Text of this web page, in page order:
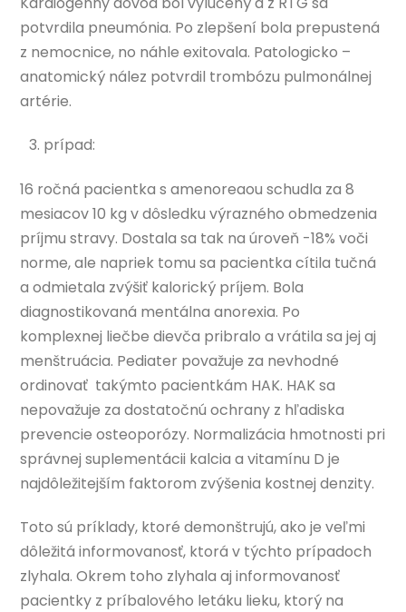
potvrdila pneumónia. Po zlepšení bola prepustená
z nemocnice, no náhle exitovala. Patologicko –
anatomický nález potvrdil trombózu pulmonálnej
artérie.
prípad:
16 ročná pacientka s amenoreaou schudla za 8
mesiacov 10 kg v dôsledku výrazného obmedzenia
príjmu stravy. Dostala sa tak na úroveň -18% voči
norme, ale napriek tomu sa pacientka cítila tučná
a odmietala zvýšiť kalorický príjem. Bola
diagnostikovaná mentálna anorexia. Po
komplexnej liečbe dievča pribralo a vrátila sa jej aj
menštruácia. Pediater považuje za nevhodné
ordinovať takýmto pacientkám HAK. HAK sa
nepovažuje za dostatočnú ochrany z hľadiska
prevencie osteoporózy. Normalizácia hmotnosti pri
správnej suplementácii kalcia a vitamínu D je
najdôležitejším faktorom zvýšenia kostnej denzity.
Toto sú príklady, ktoré demonštrujú, ako je veľmi
dôležitá informovanosť, ktorá v týchto prípadoch
zlyhala. Okrem toho zlyhala aj informovanosť
pacientky z príbalového letáku lieku, ktorý na